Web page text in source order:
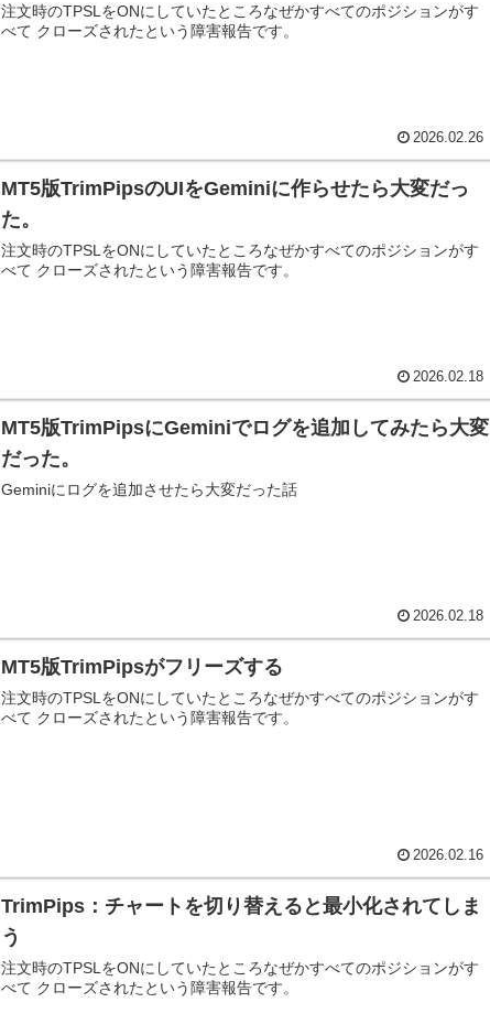
注文時のTPSLをONにしていたところなぜかすべてのポジションがす
べて クローズされたという障害報告です。
2026.02.26
MT5版TrimPipsのUIをGeminiに作らせたら大変だっ
た。
注文時のTPSLをONにしていたところなぜかすべてのポジションがす
べて クローズされたという障害報告です。
2026.02.18
MT5版TrimPipsにGeminiでログを追加してみたら大変
だった。
Geminiにログを追加させたら大変だった話
2026.02.18
MT5版TrimPipsがフリーズする
注文時のTPSLをONにしていたところなぜかすべてのポジションがす
べて クローズされたという障害報告です。
2026.02.16
TrimPips：チャートを切り替えると最小化されてしま
う
注文時のTPSLをONにしていたところなぜかすべてのポジションがす
べて クローズされたという障害報告です。